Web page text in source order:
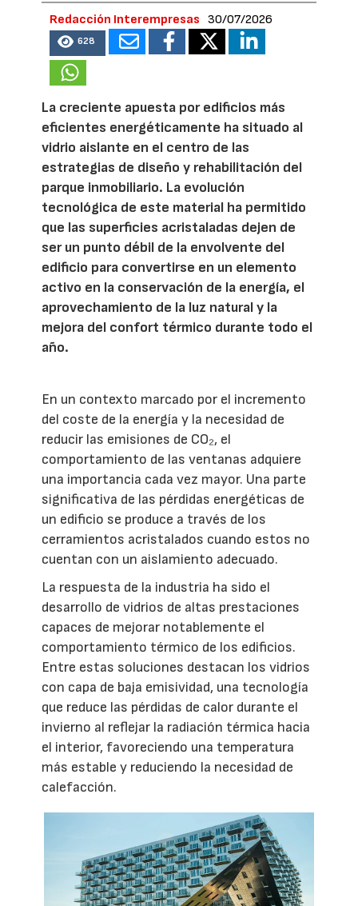
Redacción Interempresas 30/07/2026
628
La creciente apuesta por edificios más
eficientes energéticamente ha situado al
vidrio aislante en el centro de las
estrategias de diseño y rehabilitación del
parque inmobiliario. La evolución
tecnológica de este material ha permitido
que las superficies acristaladas dejen de
ser un punto débil de la envolvente del
edificio para convertirse en un elemento
activo en la conservación de la energía, el
aprovechamiento de la luz natural y la
mejora del confort térmico durante todo el
año.
En un contexto marcado por el incremento
del coste de la energía y la necesidad de
reducir las emisiones de CO₂, el
comportamiento de las ventanas adquiere
una importancia cada vez mayor. Una parte
significativa de las pérdidas energéticas de
un edificio se produce a través de los
cerramientos acristalados cuando estos no
cuentan con un aislamiento adecuado.
La respuesta de la industria ha sido el
desarrollo de vidrios de altas prestaciones
capaces de mejorar notablemente el
comportamiento térmico de los edificios.
Entre estas soluciones destacan los vidrios
con capa de baja emisividad, una tecnología
que reduce las pérdidas de calor durante el
invierno al reflejar la radiación térmica hacia
el interior, favoreciendo una temperatura
más estable y reduciendo la necesidad de
calefacción.